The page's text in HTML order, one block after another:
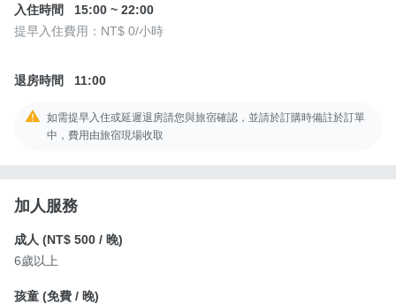
入住時間 15:00 ~ 22:00
提早入住費用： NT$ 0/小時
退房時間 11:00
如需提早入住或延遲退房請您與旅宿確認，並請於訂購時備註於訂單
中，費用由旅宿現場收取
加人服務
成人 (NT$ 500 / 晚)
6歲以上
孩童 (免費 / 晚)